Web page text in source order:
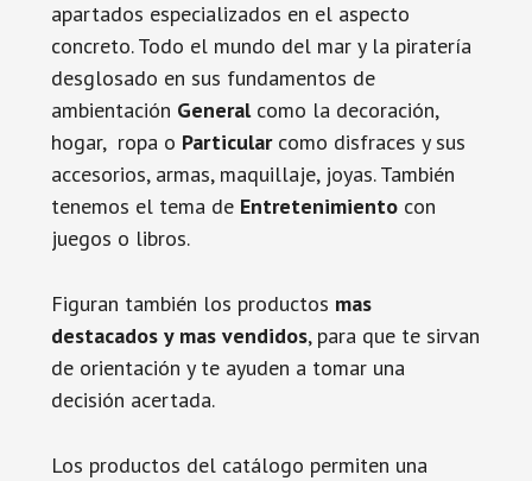
apartados especializados en el aspecto
concreto. Todo el mundo del mar y la piratería
desglosado en sus fundamentos de
ambientación Generalcomo la decoración,
hogar, ropa o Particularcomo disfraces y sus
accesorios, armas, maquillaje, joyas. También
tenemos el tema de Entretenimientocon
juegos o libros.
Figuran también los productos mas
destacados y mas vendidos, para que te sirvan
de orientación y te ayuden a tomar una
decisión acertada.
Los productos del catálogo permiten una